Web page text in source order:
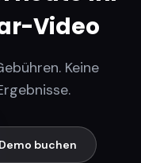
Video
Keine
Demo buchen